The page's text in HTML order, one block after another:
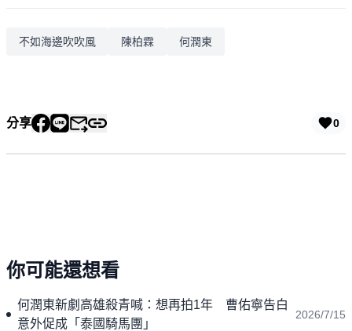
不如海邊吹吹風 陳柏霖 何潤東
分享 0
你可能還想看
何潤東新劇高雄殺青喊：想再拍1年 曹佑寧告白
意外促成「泰國騎馬團」
2026/7/15